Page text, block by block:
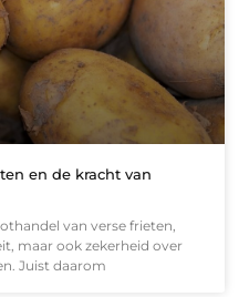
en de kracht van
van verse frieten,
maar ook zekerheid over
Juist daarom